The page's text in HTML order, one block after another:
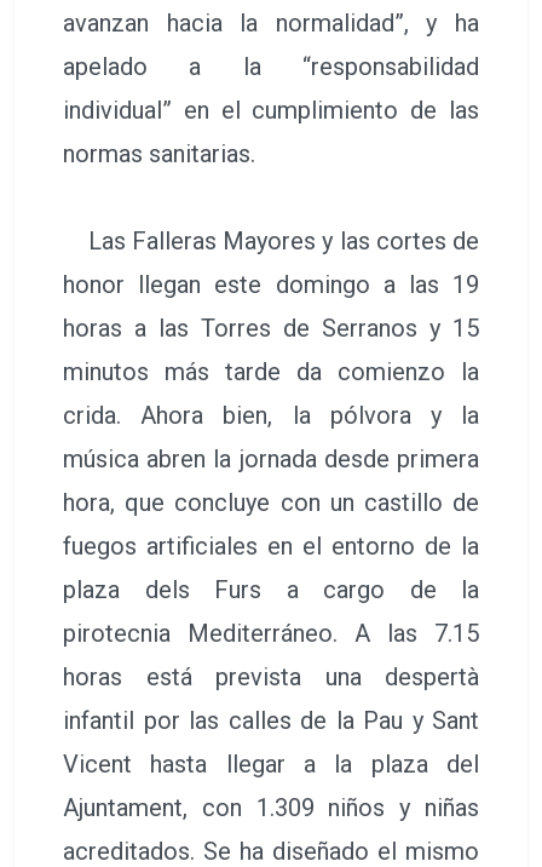
avanzan hacia la normalidad”, y ha
apelado a la “responsabilidad
individual” en el cumplimiento de las
normas sanitarias.
Las Falleras Mayores y las cortes de
honor llegan este domingo a las 19
horas a las Torres de Serranos y 15
minutos más tarde da comienzo la
crida. Ahora bien, la pólvora y la
música abren la jornada desde primera
hora, que concluye con un castillo de
fuegos artificiales en el entorno de la
plaza dels Furs a cargo de la
pirotecnia Mediterráneo. A las 7.15
horas está prevista una despertà
infantil por las calles de la Pau y Sant
Vicent hasta llegar a la plaza del
Ajuntament, con 1.309 niños y niñas
acreditados. Se ha diseñado el mismo